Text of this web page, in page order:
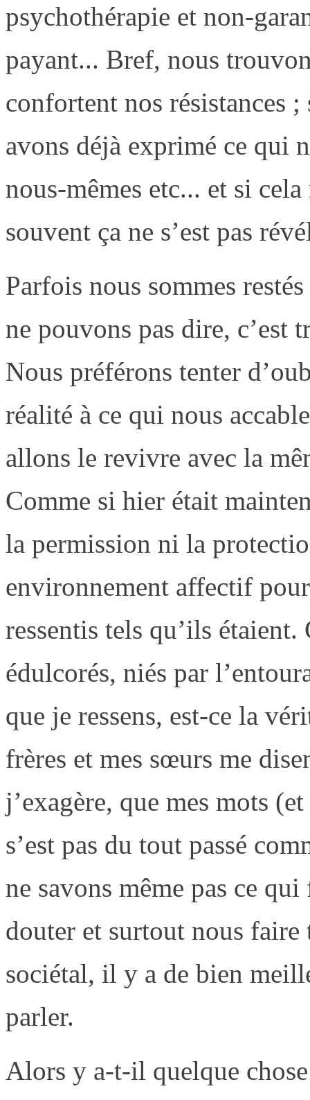
psychothérapie et non-
payant... Bref, nous
confortent nos résistances
avons déjà exprimé ce qui
nous-mêmes etc... et si
souvent ça ne s’est pas
Parfois nous sommes
ne pouvons pas dire,
Nous préférons tenter
réalité à ce qui nous
allons le revivre avec la
Comme si hier était
la permission ni la
environnement affectif
ressentis tels qu’ils
édulcorés, niés par
que je ressens, est-ce la
frères et mes sœurs me
j’exagère, que mes mots
s’est pas du tout passé
ne savons même pas ce
douter et surtout nous faire
sociétal, il y a de bien
parler.
Alors y a-t-il quelque